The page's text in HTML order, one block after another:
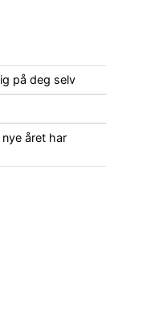
på deg selv
året har